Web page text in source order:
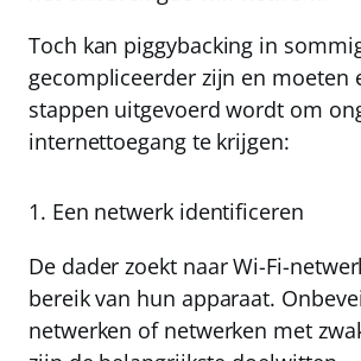
Toch kan piggybacking in
gecompliceerder zijn en moeten
stappen uitgevoerd wordt om
internettoegang te krijgen:
1. Een netwerk identificeren
De dader zoekt naar Wi-Fi-
bereik van hun apparaat.
netwerken of netwerken met